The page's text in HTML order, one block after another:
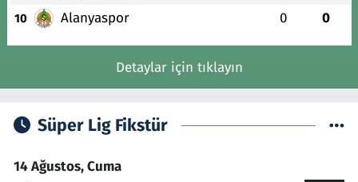
10 Alanyaspor 0 0
Detaylar için tıklayın
Süper Lig Fikstür
14 Ağustos, Cuma